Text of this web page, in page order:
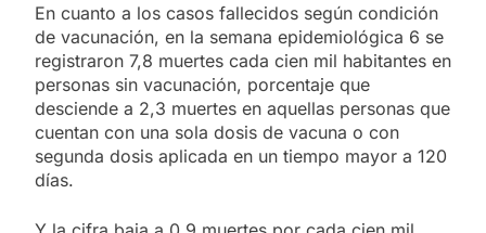
En cuanto a los casos fallecidos según condición
de vacunación, en la semana epidemiológica 6 se
registraron 7,8 muertes cada cien mil habitantes en
personas sin vacunación, porcentaje que
desciende a 2,3 muertes en aquellas personas que
cuentan con una sola dosis de vacuna o con
segunda dosis aplicada en un tiempo mayor a 120
días.